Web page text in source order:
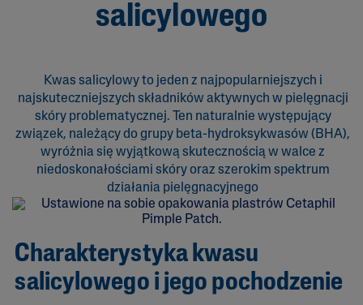
salicylowego
Kwas salicylowy to jeden z najpopularniejszych i
najskuteczniejszych składników aktywnych w pielęgnacji
skóry problematycznej. Ten naturalnie występujący
związek, należący do grupy beta-hydroksykwasów (BHA),
wyróżnia się wyjątkową skutecznością w walce z
niedoskonałościami skóry oraz szerokim spektrum
działania pielęgnacyjnego
Charakterystyka kwasu
salicylowego i jego pochodzenie